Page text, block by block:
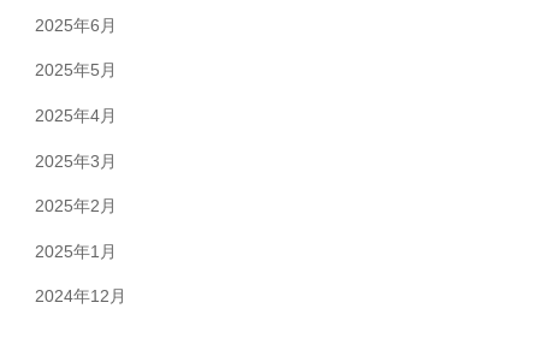
2025年6月
2025年5月
2025年4月
2025年3月
2025年2月
2025年1月
2024年12月